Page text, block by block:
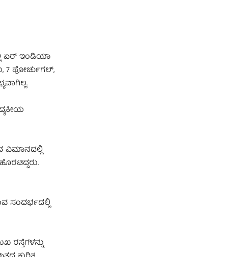
ಏರ್ ಇಂಡಿಯಾ
7 ಪೋರ್ಚುಗಲ್‌,
ವಿಮಾನದಲ್ಲಿ
ಸಂದರ್ಭದಲ್ಲಿ
ರಸ್ತೆಗಳನ್ನು